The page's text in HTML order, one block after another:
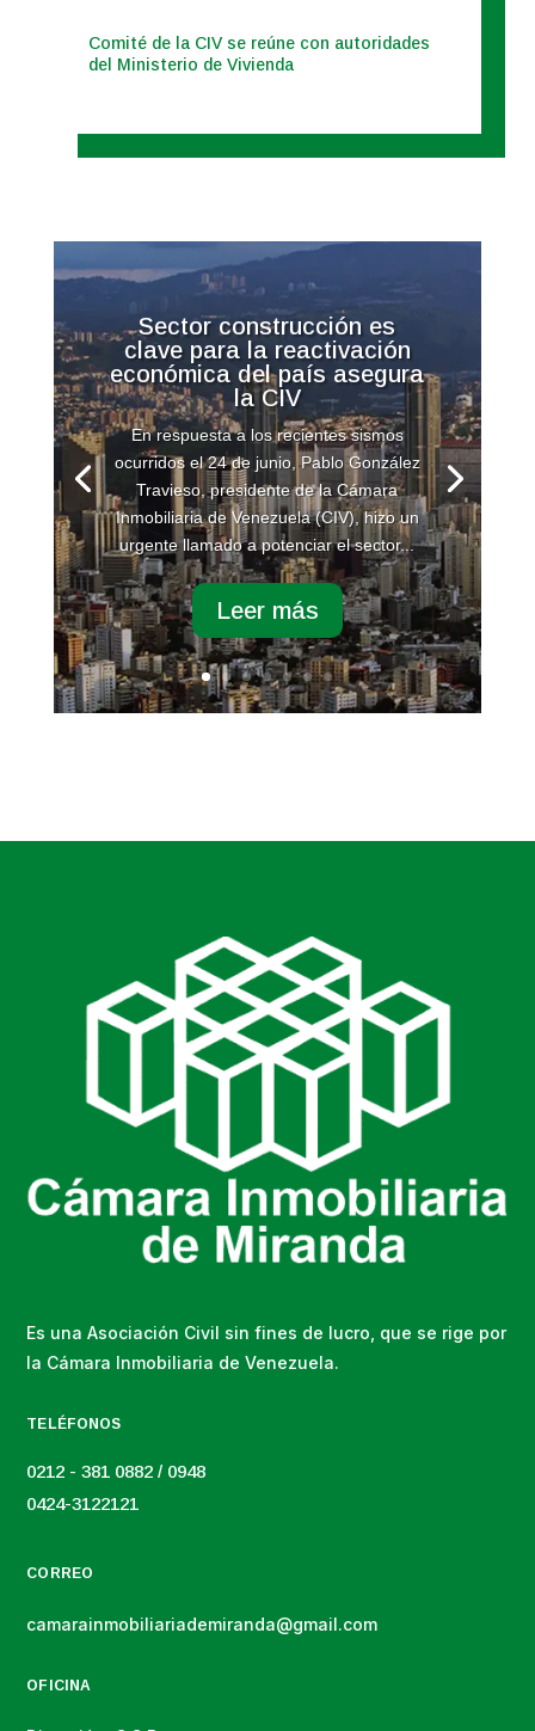
Comité de la CIV se reúne con autoridades
del Ministerio de Vivienda
Sector construcción es
clave para la reactivación
económica del país asegura
la CIV
En respuesta a los recientes sismos
ocurridos el 24 de junio, Pablo González
Travieso, presidente de la Cámara
Inmobiliaria de Venezuela (CIV), hizo un
urgente llamado a potenciar el sector...
Leer más
Es una Asociación Civil sin fines de lucro, que se rige por
la Cámara Inmobiliaria de Venezuela.
TELÉFONOS
0212 - 381 0882 / 0948
0424-3122121
CORREO
camarainmobiliariademiranda@gmail.com
OFICINA